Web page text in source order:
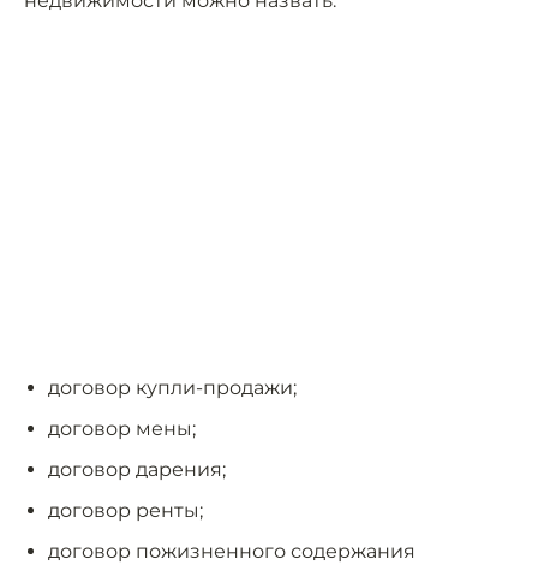
договор купли-продажи;
договор мены;
договор дарения;
договор ренты;
договор пожизненного содержания